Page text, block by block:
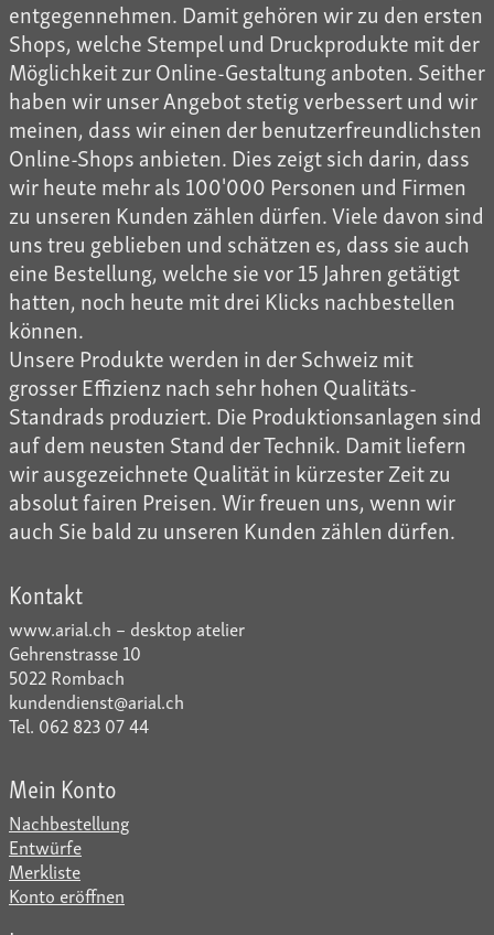
entgegennehmen. Damit gehören wir zu den ersten
Shops, welche Stempel und Druckprodukte mit der
Möglichkeit zur Online-Gestaltung anboten. Seither
haben wir unser Angebot stetig verbessert und wir
meinen, dass wir einen der benutzerfreundlichsten
Online-Shops anbieten. Dies zeigt sich darin, dass
wir heute mehr als 100'000 Personen und Firmen
zu unseren Kunden zählen dürfen. Viele davon sind
uns treu geblieben und schätzen es, dass sie auch
eine Bestellung, welche sie vor 15 Jahren getätigt
hatten, noch heute mit drei Klicks nachbestellen
können.
Unsere Produkte werden in der Schweiz mit
grosser Effizienz nach sehr hohen Qualitäts-
Standrads produziert. Die Produktionsanlagen sind
auf dem neusten Stand der Technik. Damit liefern
wir ausgezeichnete Qualität in kürzester Zeit zu
absolut fairen Preisen. Wir freuen uns, wenn wir
auch Sie bald zu unseren Kunden zählen dürfen.
Kontakt
www.arial.ch – desktop atelier
Gehrenstrasse 10
5022 Rombach
kundendienst@arial.ch
Tel. 062 823 07 44
Mein Konto
Nachbestellung
Entwürfe
Merkliste
Konto eröffnen